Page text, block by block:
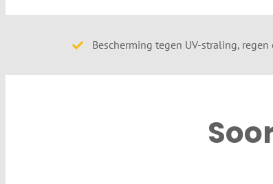
Bescherming tegen UV-straling, regen